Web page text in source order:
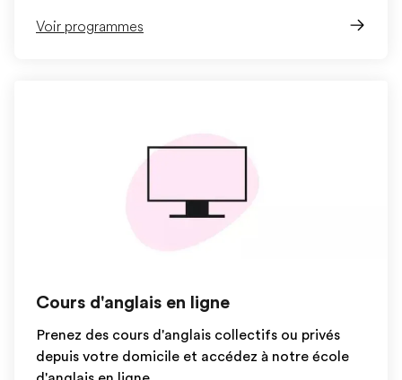
Voir programmes
Cours d'anglais en ligne
Prenez des cours d'anglais collectifs ou privés
depuis votre domicile et accédez à notre école